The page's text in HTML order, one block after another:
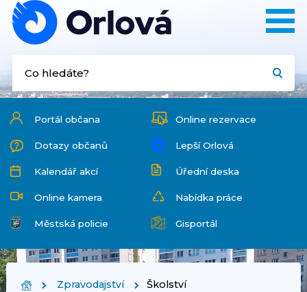
Portál občana Online rezervace
Dotazy občanů Lepší Orlová
Kalendář akcí Úřední deska
Online kamera Nabídka práce
Městská policie Gisportál
Zpravodajství Školství